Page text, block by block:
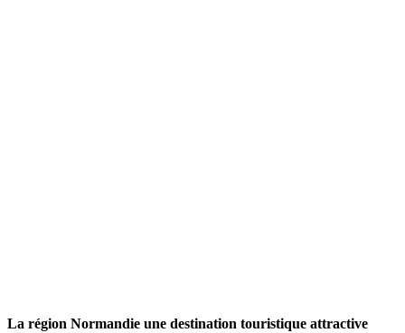
La région Normandie une destination touristique attractive